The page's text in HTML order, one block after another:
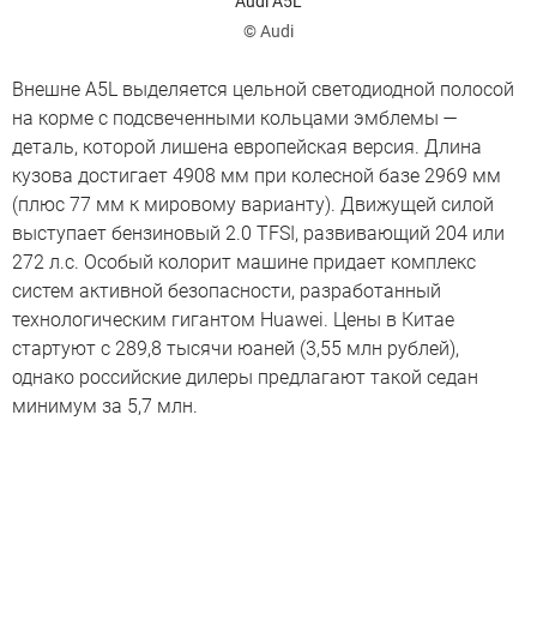
© Audi
Внешне A5L выделяется цельной светодиодной полосой
на корме с подсвеченными кольцами эмблемы —
деталь, которой лишена европейская версия. Длина
кузова достигает 4908 мм при колесной базе 2969 мм
(плюс 77 мм к мировому варианту). Движущей силой
выступает бензиновый 2.0 TFSI, развивающий 204 или
272 л.с. Особый колорит машине придает комплекс
систем активной безопасности, разработанный
технологическим гигантом Huawei. Цены в Китае
стартуют с 289,8 тысячи юаней (3,55 млн рублей),
однако российские дилеры предлагают такой седан
минимум за 5,7 млн.